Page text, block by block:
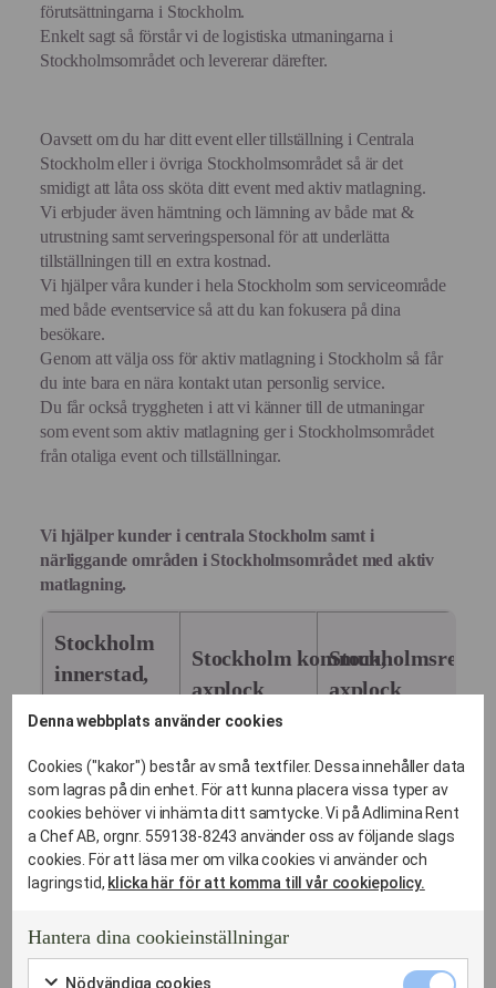
förutsättningarna i Stockholm.
Enkelt sagt så förstår vi de logistiska utmaningarna i
Stockholmsområdet och levererar därefter.
Oavsett om du har ditt event eller tillställning i Centrala
Stockholm eller i övriga Stockholmsområdet så är det
smidigt att låta oss sköta ditt event med aktiv matlagning.
Vi erbjuder även hämtning och lämning av både mat &
utrustning samt serveringspersonal för att underlätta
tillställningen till en extra kostnad.
Vi hjälper våra kunder i hela Stockholm som serviceområde
med både eventservice så att du kan fokusera på dina
besökare.
Genom att välja oss för aktiv matlagning i Stockholm så får
du inte bara en nära kontakt utan personlig service.
Du får också tryggheten i att vi känner till de utmaningar
som event som aktiv matlagning ger i Stockholmsområdet
från otaliga event och tillställningar.
Vi hjälper kunder i centrala Stockholm samt i
närliggande områden i Stockholmsområdet med aktiv
matlagning.
Stockholm
innerstad,
Stockholmkommun,
axplock
Stockholms
axplock
Djurgården‎
Gamla stan‎
Gärdet‎
Hammarby Sjöstad
Hjorthagen‎
Kungsholmen‎
Långholmen‎
Alvik
Bagarmossen
Bromma
Enskede
Farsta
Gullmarsplan
Hägersten
Hässelby
Danderyd
Ekerö
Huddinge
Lidingö
Nacka
Norrtälje
Sollentuna
Denna webbplats använder cookies
Cookies ("kakor") består av små textfiler. Dessa innehåller data
som lagras på din enhet. För att kunna placera vissa typer av
cookies behöver vi inhämta ditt samtycke. Vi på Adlimina Rent
a Chef AB, orgnr. 559138-8243 använder oss av följande slags
cookies. För att läsa mer om vilka cookies vi använder och
lagringstid, klicka här för att komma till vår cookiepolicy.
Hantera dina cookieinställningar
Nödvändiga cookies